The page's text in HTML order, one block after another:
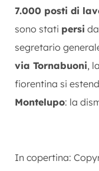
7.000 posti di
sono stati persi
segretario
via Tornabuoni,
fiorentina si
Montelupo: la
In copertina: